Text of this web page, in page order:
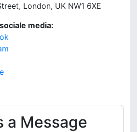
London, UK NW1 6XE
media:
a Message